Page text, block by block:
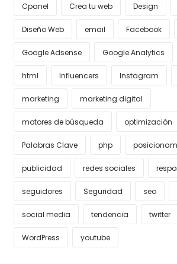
Cpanel Crea tu web Design
Diseño Web email Facebook
Google Adsense Google Analytics
html Influencers Instagram
marketing marketing digital
motores de búsqueda optimización
Palabras Clave php
publicidad redes sociales
seguidores Seguridad seo
social media tendencia twitter
WordPress youtube